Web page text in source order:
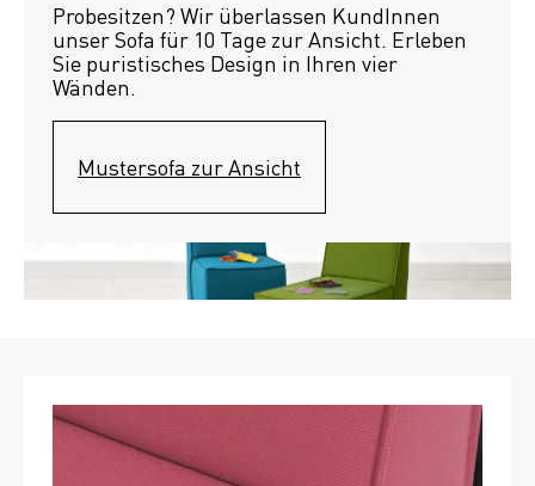
Probesitzen? Wir überlassen KundInnen
unser Sofa für 10 Tage zur Ansicht. Erleben
Sie puristisches Design in Ihren vier
Wänden.
Mustersofa zur Ansicht